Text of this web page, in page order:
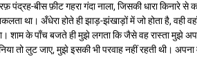
पंद्रह-बीस फ़ीट गहरा गंदा नाला, जिसकी धारा किनारे
था। अँधेरा होते ही झाड़-झंखाड़ों में जो होता है,
शाम के पाँच बजते ही मुझे लगता कि जैसे वह रास्ता मुझे
तो लुट जाए, मुझे इसकी भी परवाह नहीं रहती थी।